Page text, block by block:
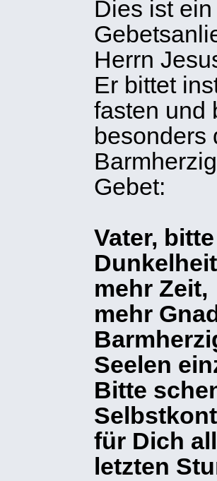
Dies ist
Herrn
Er bittet
fasten und
besonders
Gebet:
Vater,
mehr Zeit,
mehr
Seelen
Bitte
für Dich
letzten